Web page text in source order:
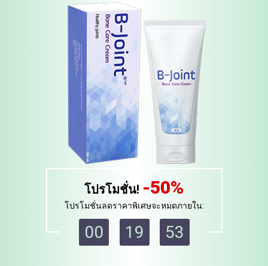
โปรโมชั่น! -50%
โปรโมชั่นลดราคาพิเศษจะหมดภายใน:
00 19 52